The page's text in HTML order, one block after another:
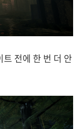
전에 한 번 더 안